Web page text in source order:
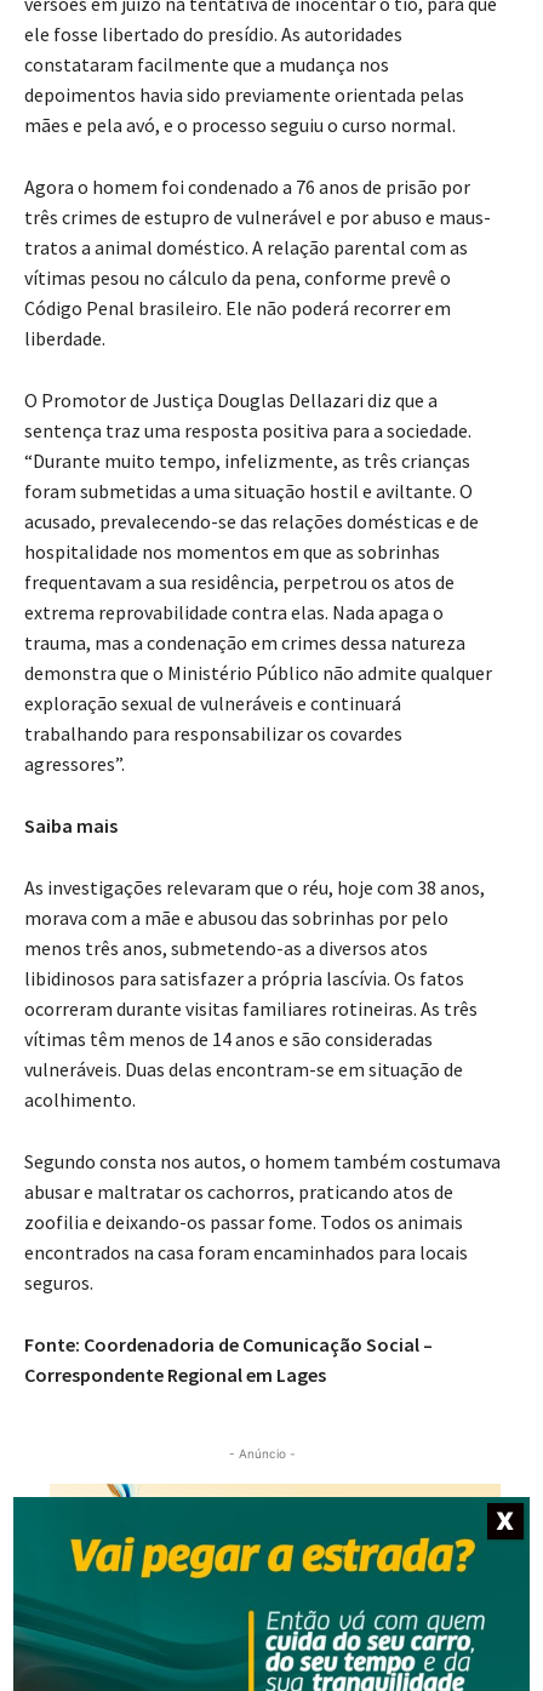
ele fosse libertado do presídio. As autoridades
constataram facilmente que a mudança nos
depoimentos havia sido previamente orientada pelas
mães e pela avó, e o processo seguiu o curso normal.
Agora o homem foi condenado a 76 anos de prisão por
três crimes de estupro de vulnerável e por abuso e maus-
tratos a animal doméstico. A relação parental com as
vítimas pesou no cálculo da pena, conforme prevê o
Código Penal brasileiro. Ele não poderá recorrer em
liberdade.
O Promotor de Justiça Douglas Dellazari diz que a
sentença traz uma resposta positiva para a sociedade.
“Durante muito tempo, infelizmente, as três crianças
foram submetidas a uma situação hostil e aviltante. O
acusado, prevalecendo-se das relações domésticas e de
hospitalidade nos momentos em que as sobrinhas
frequentavam a sua residência, perpetrou os atos de
extrema reprovabilidade contra elas. Nada apaga o
trauma, mas a condenação em crimes dessa natureza
demonstra que o Ministério Público não admite qualquer
exploração sexual de vulneráveis e continuará
trabalhando para responsabilizar os covardes
agressores”.
Saiba mais
As investigações relevaram que o réu, hoje com 38 anos,
morava com a mãe e abusou das sobrinhas por pelo
menos três anos, submetendo-as a diversos atos
libidinosos para satisfazer a própria lascívia. Os fatos
ocorreram durante visitas familiares rotineiras. As três
vítimas têm menos de 14 anos e são consideradas
vulneráveis. Duas delas encontram-se em situação de
acolhimento.
Segundo consta nos autos, o homem também costumava
abusar e maltratar os cachorros, praticando atos de
zoofilia e deixando-os passar fome. Todos os animais
encontrados na casa foram encaminhados para locais
seguros.
Fonte: Coordenadoria de Comunicação Social –
Correspondente Regional em Lages
- Anúncio -
X